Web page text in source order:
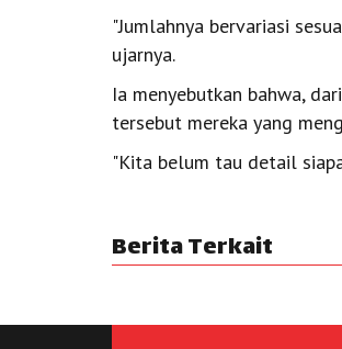
"Jumlahnya bervariasi
ujarnya.
Ia menyebutkan bahwa,
tersebut mereka yang
"Kita belum tau detail
Berita Terkait